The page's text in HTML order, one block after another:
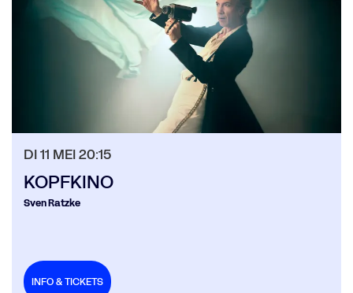
KOPFKINO
Sven Ratzke
DI 11 MEI20:15
INFO & TICKETS